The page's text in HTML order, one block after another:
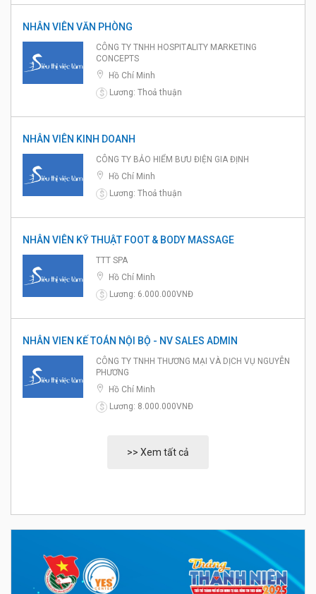
NHÂN VIÊN VĂN PHÒNG
CÔNG TY TNHH HOSPITALITY MARKETING
CONCEPTS
Hồ Chí Minh
$
Lương: Thoả thuận
NHÂN VIÊN KINH DOANH
CÔNG TY BẢO HIỂM BƯU ĐIỆN GIA ĐỊNH
Hồ Chí Minh
$
Lương: Thoả thuận
NHÂN VIÊN KỸ THUẬT FOOT & BODY MASSAGE
TTT SPA
Hồ Chí Minh
$
Lương: 6.000.000VNĐ
NHÂN VIEN KẾ TOÁN NỘI BỘ - NV SALES ADMIN
CÔNG TY TNHH THƯƠNG MẠI VÀ DỊCH VỤ NGUYỄN
PHƯƠNG
Hồ Chí Minh
$
Lương: 8.000.000VNĐ
>> Xem tất cả